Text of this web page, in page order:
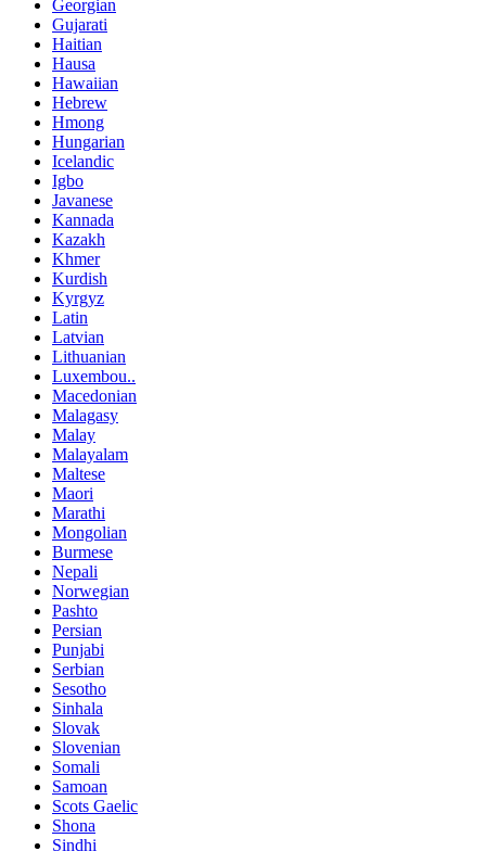
Georgian
Gujarati
Haitian
Hausa
Hawaiian
Hebrew
Hmong
Hungarian
Icelandic
Igbo
Javanese
Kannada
Kazakh
Khmer
Kurdish
Kyrgyz
Latin
Latvian
Lithuanian
Luxembou..
Macedonian
Malagasy
Malay
Malayalam
Maltese
Maori
Marathi
Mongolian
Burmese
Nepali
Norwegian
Pashto
Persian
Punjabi
Serbian
Sesotho
Sinhala
Slovak
Slovenian
Somali
Samoan
Scots Gaelic
Shona
Sindhi